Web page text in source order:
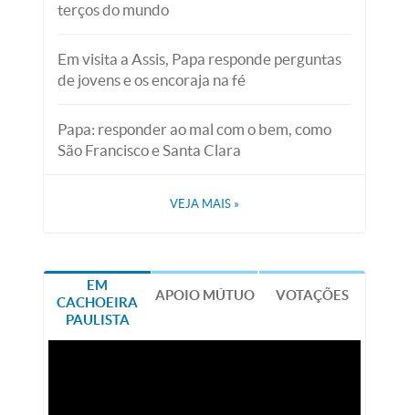
terços do mundo
Em visita a Assis, Papa responde perguntas
de jovens e os encoraja na fé
Papa: responder ao mal com o bem, como
São Francisco e Santa Clara
VEJA MAIS »
EM
CACHOEIRA
PAULISTA
APOIO MÚTUO VOTAÇÕES